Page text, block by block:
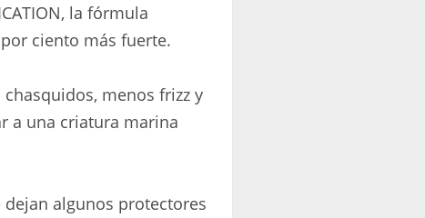
la fórmula
ciento más fuerte.
menos frizz y
a una criatura marina
algunos protectores